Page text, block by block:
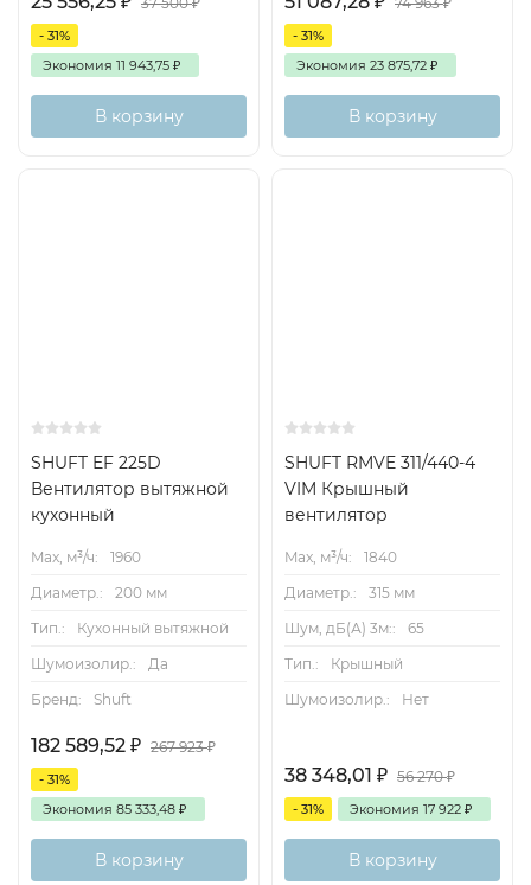
- 31%
Экономия 11 943,75 ₽
В корзину
- 31%
Экономия 23 875,72 ₽
В корзину
SHUFT EF 225D
Вентилятор вытяжной
кухонный
Max, м³/ч:
1960
Диаметр.:
200 мм
Тип.:
Кухонный вытяжной
Шумоизолир.:
Да
Бренд:
Shuft
182 589,52 ₽ 267 923₽
- 31%
Экономия 85 333,48 ₽
В корзину
SHUFT RMVE 311/440-4
VIM Крышный
вентилятор
Max, м³/ч:
1840
Диаметр.:
315 мм
Шум, дБ(А) 3м::
65
Тип.:
Крышный
Шумоизолир.:
Нет
38 348,01 ₽ 56 270₽
- 31% Экономия 17 922 ₽
В корзину